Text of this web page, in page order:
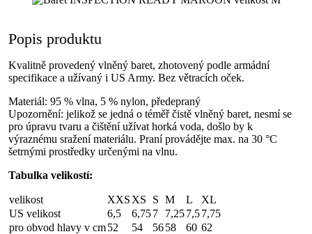
Popis produktu
Kvalitně provedený vlněný baret, zhotovený podle armádní
specifikace a užívaný i US Army. Bez větracích oček.
Materiál: 95 % vlna, 5 % nylon, předepraný
Upozornění: jelikož se jedná o téměř čistě vlněný baret, nesmí se
pro úpravu tvaru a čištění užívat horká voda, došlo by k
výraznému sražení materiálu. Praní provádějte max. na 30 °C
šetrnými prostředky určenými na vlnu.
Tabulka velikostí:
velikost XXS XS S M L
XL
US velikost
6,5 6,757 7,257,57,75
pro obvod hlavy v cm52 54 5658 60 62